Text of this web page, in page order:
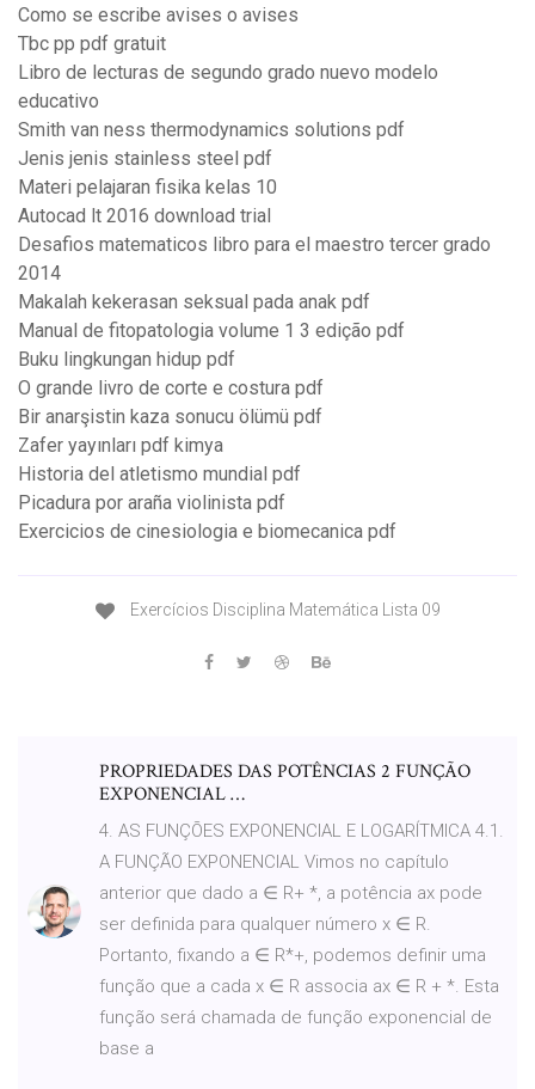
Como se escribe avises o avises
Tbc pp pdf gratuit
Libro de lecturas de segundo grado nuevo modelo
educativo
Smith van ness thermodynamics solutions pdf
Jenis jenis stainless steel pdf
Materi pelajaran fisika kelas 10
Autocad lt 2016 download trial
Desafios matematicos libro para el maestro tercer grado
2014
Makalah kekerasan seksual pada anak pdf
Manual de fitopatologia volume 1 3 edição pdf
Buku lingkungan hidup pdf
O grande livro de corte e costura pdf
Bir anarşistin kaza sonucu ölümü pdf
Zafer yayınları pdf kimya
Historia del atletismo mundial pdf
Picadura por araña violinista pdf
Exercicios de cinesiologia e biomecanica pdf
Exercícios Disciplina Matemática Lista 09
PROPRIEDADES DAS POTÊNCIAS 2 FUNÇÃO
EXPONENCIAL …
4. AS FUNÇÕES EXPONENCIAL E LOGARÍTMICA 4.1.
A FUNÇÃO EXPONENCIAL Vimos no capítulo
anterior que dado a ∈ R+ *, a potência ax pode
ser definida para qualquer número x ∈ R.
Portanto, fixando a ∈ R*+, podemos definir uma
função que a cada x ∈ R associa ax ∈ R + *. Esta
função será chamada de função exponencial de
base a